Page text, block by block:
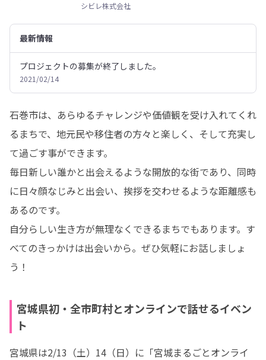
シビレ株式会社
最新情報
プロジェクトの募集が終了しました。
2021/02/14
石巻市は、あらゆるチャレンジや価値観を受け入れてくれ
るまちで、地元民や移住者の方々と楽しく、そして充実し
て過ごす事ができます。
毎日新しい誰かと出会えるような開放的な街であり、同時
に日々顔なじみと出会い、挨拶を交わせるような距離感も
あるのです。
自分らしい生き方が無理なくできるまちでもあります。す
べてのきっかけは出会いから。ぜひ気軽にお話しましょ
う！
宮城県初・全市町村とオンラインで話せるイベン
ト
宮城県は2/13（土）14（日）に「宮城まるごとオンライ